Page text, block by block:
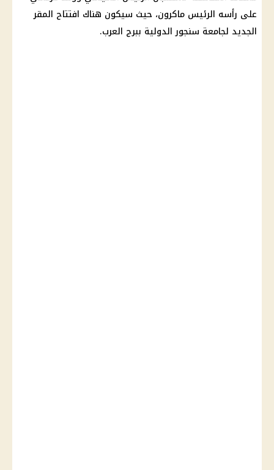
على رأسه الرئيس ماكرون، حيث سيكون هناك افتتاح المقر
الجديد لجامعة سنجور الدولية ببرج العرب.